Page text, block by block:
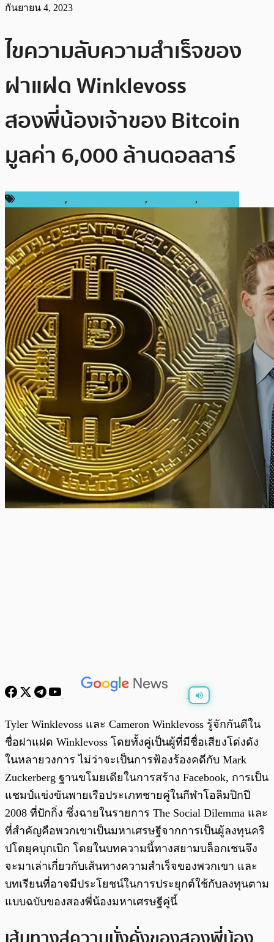
กันยายน 4, 2023
ไขความลับความสำเร็จของ
ฝาแฝด Winklevoss
สองพี่น้องเจ้าของ Bitcoin
มูลค่า 6,000 ล้านดอลลาร์
, , ,
0:00 /0:00
Tyler Winklevoss และ Cameron Winklevoss รู้จักกันดีใน
ชื่อฝาแฝด Winklevoss โดยทั้งคู่เป็นผู้ที่มีชื่อเสียงโด่งดัง
ในหลายวงการ ไม่ว่าจะเป็นการฟ้องร้องคดีกับ Mark
Zuckerberg ฐานขโมยเดียในการสร้าง Facebook, การเป็น
แชมป์แข่งขันพายเรือประเภทชายคู่ในกีฬาโอลิมปิกปี
2008 ที่ปักกิ่ง ซึ่งฉายในรายการ The Social Dilemma และ
ที่สำคัญคือพวกเขาเป็นมหาเศรษฐีจากการเป็นผู้ลงทุนคริ
ปโตยุคบุกเบิก โดยในบทความนี้ทางสยามบล็อกเชนจึง
จะมาเล่าเกี่ยวกับเส้นทางความสำเร็จของพวกเขา และ
บทเรียนที่อาจมีประโยชน์ในการประยุกต์ใช้กับลงทุนตาม
แบบฉบับของสองพี่น้องมหาเศรษฐีคู่นี้